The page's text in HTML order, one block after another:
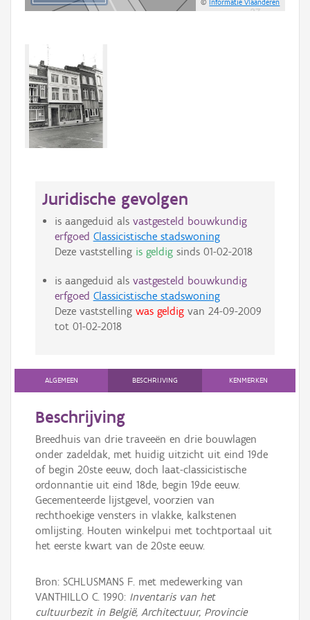
©Informatie Vlaanderen
Juridische gevolgen
is aangeduid als vastgesteld bouwkundig
erfgoed Classicistische stadswoning
Deze vaststelling is geldigsinds 01-02-2018
is aangeduid als vastgesteld bouwkundig
erfgoed Classicistische stadswoning
Deze vaststelling was geldigvan 24-09-2009
tot 01-02-2018
ALGEMEEN BESCHRIJVING KENMERKEN
Beschrijving
Breedhuis van drie traveeën en drie bouwlagen
onder zadeldak, met huidig uitzicht uit eind 19de
of begin 20ste eeuw, doch laat-classicistische
ordonnantie uit eind 18de, begin 19de eeuw.
Gecementeerde lijstgevel, voorzien van
rechthoekige vensters in vlakke, kalkstenen
omlijsting. Houten winkelpui met tochtportaal uit
het eerste kwart van de 20ste eeuw.
Bron: SCHLUSMANS F. met medewerking van
VANTHILLO C. 1990: Inventaris van het
cultuurbezit in België, Architectuur, Provincie